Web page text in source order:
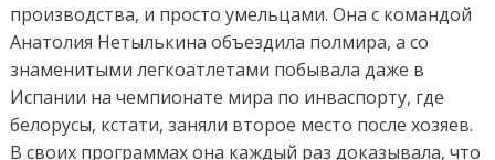
производства, и просто умельцами. Она с командой
Анатолия Нетылькина объездила полмира, а со
знаменитыми легкоатлетами побывала даже в
Испании на чемпионате мира по инваспорту, где
белорусы, кстати, заняли второе место после хозяев.
В своих программах она каждый раз доказывала, что